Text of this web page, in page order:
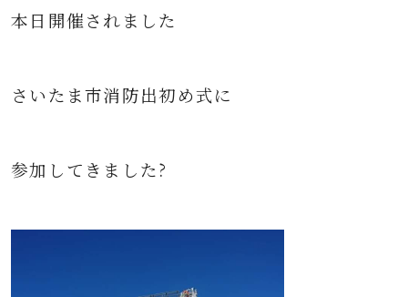
本日開催されました
さいたま市消防出初め式に
参加してきました?